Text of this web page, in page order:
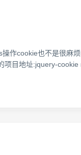
作cookie也不是很麻
目地址:jquery-